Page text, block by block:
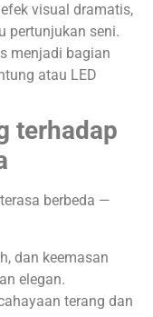
visual dramatis,
pertunjukan seni.
menjadi bagian
atau LED
terhadap
berbeda —
dan keemasan
elegan.
terang dan